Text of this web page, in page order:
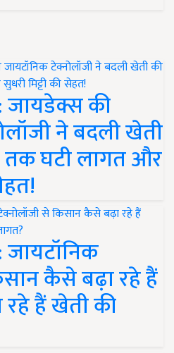
जायडेक्स की
ने बदली खेती
तक घटी लागत और
कैसे बढ़ा रहे हैं
रहे हैं खेती की